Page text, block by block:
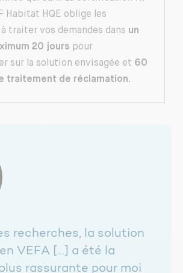
Habitat HQE oblige les
traiter vos demandes dans un
20 jours pour
sur la solution envisagée et 60
traitement de réclamation.
recherches, la solution
VEFA […] a été la
rassurante pour moi